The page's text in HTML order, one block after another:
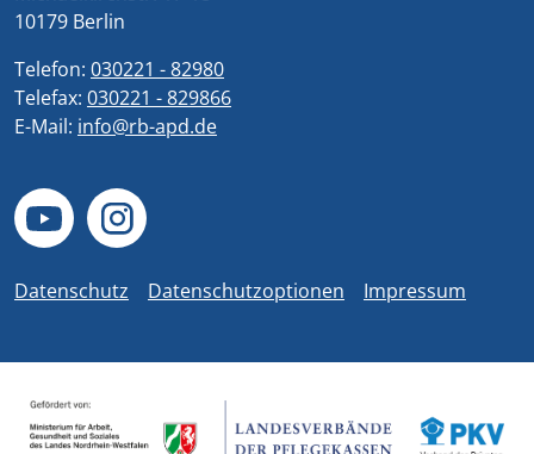
10179 Berlin
Telefon: 030221 - 82980
Telefax: 030221 - 829866
E-Mail: info@rb-apd.de
Datenschutz Datenschutzoptionen Impressum